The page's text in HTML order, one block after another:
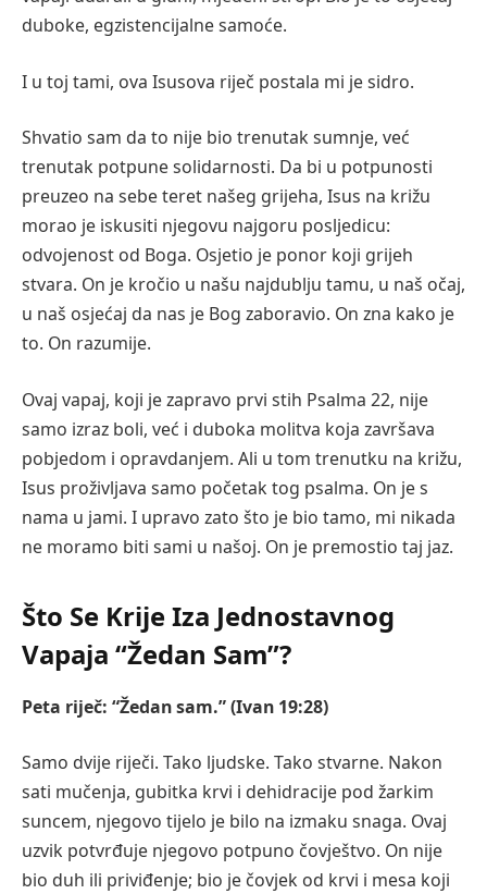
duboke, egzistencijalne samoće.
I u toj tami, ova Isusova riječ postala mi je sidro.
Shvatio sam da to nije bio trenutak sumnje, već
trenutak potpune solidarnosti. Da bi u potpunosti
preuzeo na sebe teret našeg grijeha, Isus na križu
morao je iskusiti njegovu najgoru posljedicu:
odvojenost od Boga. Osjetio je ponor koji grijeh
stvara. On je kročio u našu najdublju tamu, u naš očaj,
u naš osjećaj da nas je Bog zaboravio. On zna kako je
to. On razumije.
Ovaj vapaj, koji je zapravo prvi stih Psalma 22, nije
samo izraz boli, već i duboka molitva koja završava
pobjedom i opravdanjem. Ali u tom trenutku na križu,
Isus proživljava samo početak tog psalma. On je s
nama u jami. I upravo zato što je bio tamo, mi nikada
ne moramo biti sami u našoj. On je premostio taj jaz.
Što Se Krije Iza Jednostavnog
Vapaja “Žedan Sam”?
Peta riječ: “Žedan sam.” (Ivan 19:28)
Samo dvije riječi. Tako ljudske. Tako stvarne. Nakon
sati mučenja, gubitka krvi i dehidracije pod žarkim
suncem, njegovo tijelo je bilo na izmaku snaga. Ovaj
uzvik potvrđuje njegovo potpuno čovještvo. On nije
bio duh ili priviđenje; bio je čovjek od krvi i mesa koji